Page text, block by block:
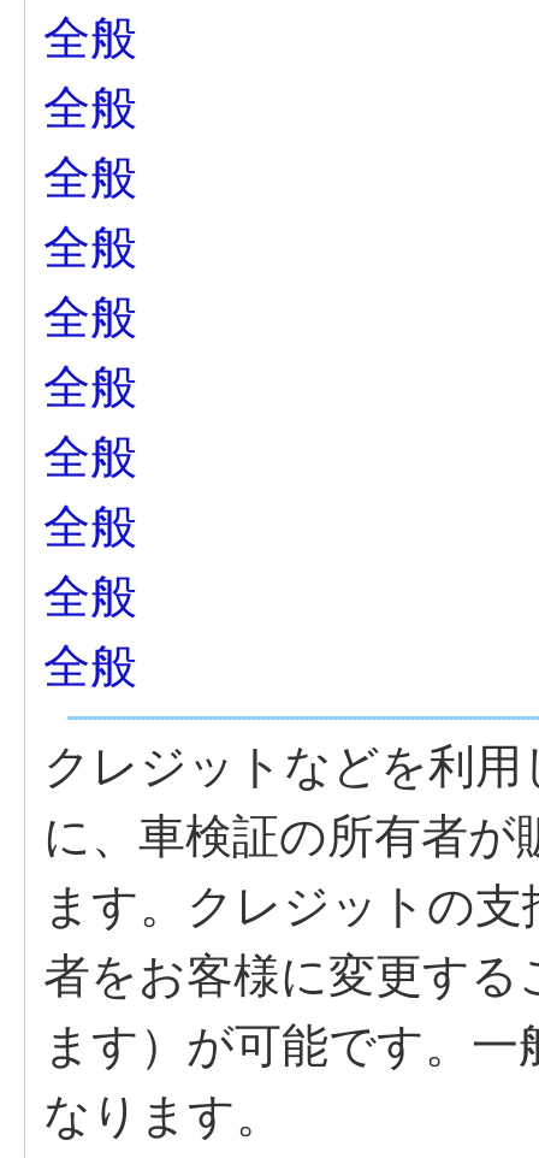
全般
全般
全般
全般
全般
全般
全般
全般
全般
全般
クレジットなどを利
に、車検証の所有者
ます。クレジットの
者をお客様に変更する
ます）が可能です。
なります。